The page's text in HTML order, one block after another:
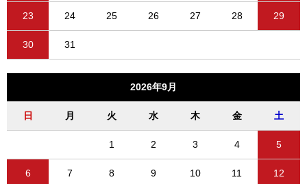
23 24 25 26 27 28 29
30 31
2026年9月
日 月 火 水 木 金 土
1 2 3 4 5
6 7 8 9 10 11 12